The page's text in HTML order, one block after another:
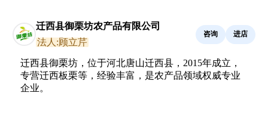
迁西县御栗坊农产品有限公司
法人:顾立芹
咨询 进店
迁西县御栗坊，位于河北唐山迁西县，2015年成立，
专营迁西板栗等，经验丰富，是农产品领域权威专业
企业。